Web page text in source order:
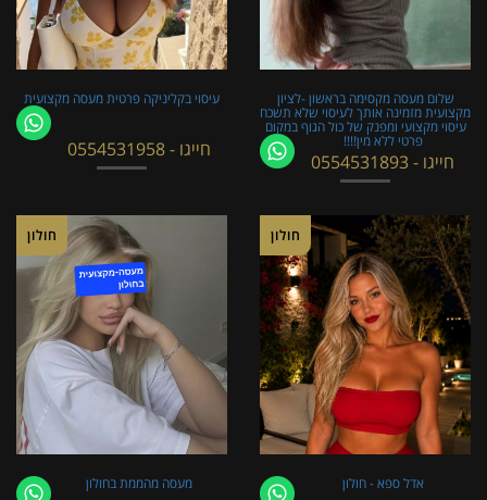
עיסוי בקליניקה פרטית מעסה מקצועית
חייגו - 0554531958
שלום מעסה מקסימה בראשון -לציון
מקצועית מזמינה אותך לעיסוי שלא תשכח
עיסוי מקצועי ומפנק של כול הגוף במקום
פרטי ללא מין!!!!
חייגו - 0554531893
חולון
מעסה מהממת בחולון
חולון
אדל ספא - חולון